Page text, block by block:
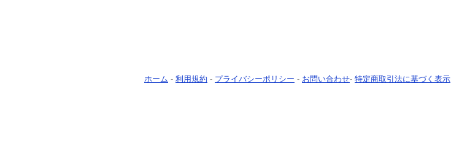
ホーム - 利用規約 - プライバシーポリシー - お問い合わせ- 特定商取引法に基づく表示